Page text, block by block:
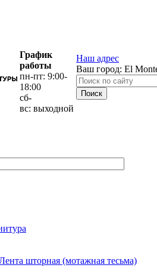
График
работы
пн-пт: 9:00-
18:00
сб-
вс: выходной
Наш адрес
Ваш город: El
шторная (мотажная тесьма)